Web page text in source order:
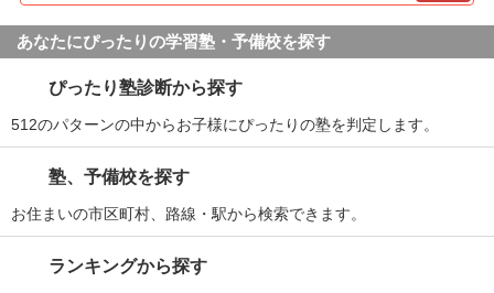
あなたにぴったりの学習塾・予備校を探す
ぴったり塾診断から探す
512のパターンの中からお子様にぴったりの塾を判定します。
塾、予備校を探す
お住まいの市区町村、路線・駅から検索できます。
ランキングから探す